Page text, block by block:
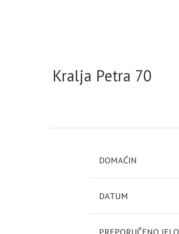
Kralja Petra 70
DOMAĆIN
DATUM
PREPORUČENO JELO